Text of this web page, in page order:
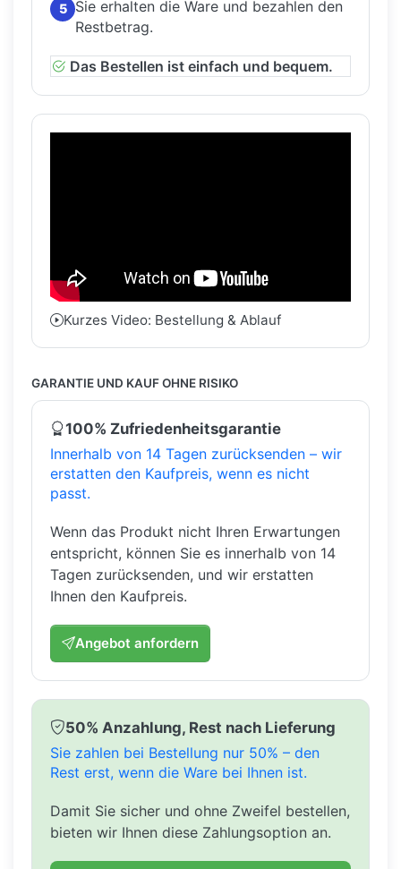
5
Sie erhalten die Ware und bezahlen den
Restbetrag.
Das Bestellen ist einfach und bequem.
Kurzes Video: Bestellung & Ablauf
GARANTIE UND KAUF OHNE RISIKO
100% Zufriedenheitsgarantie
Innerhalb von 14 Tagen zurücksenden – wir
erstatten den Kaufpreis, wenn es nicht
passt.
Wenn das Produkt nicht Ihren Erwartungen
entspricht, können Sie es innerhalb von 14
Tagen zurücksenden, und wir erstatten
Ihnen den Kaufpreis.
Angebot anfordern
50% Anzahlung, Rest nach Lieferung
Sie zahlen bei Bestellung nur 50% – den
Rest erst, wenn die Ware bei Ihnen ist.
Damit Sie sicher und ohne Zweifel bestellen,
bieten wir Ihnen diese Zahlungsoption an.